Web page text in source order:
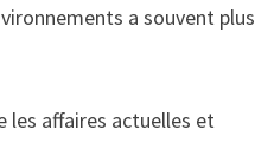
a souvent plus
les affaires actuelles et